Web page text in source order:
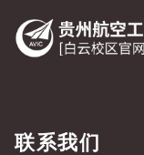
联系我们